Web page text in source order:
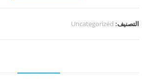
جيجا
التصنيف: Uncategorized